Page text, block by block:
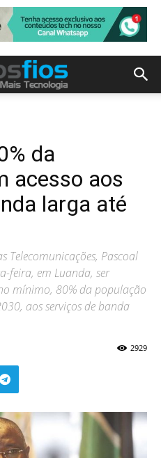
da
acesso aos
larga até
Telecomunicações, Pascoal
feira, em Luanda, ser
mínimo, 80% da população
aos serviços de banda
2929